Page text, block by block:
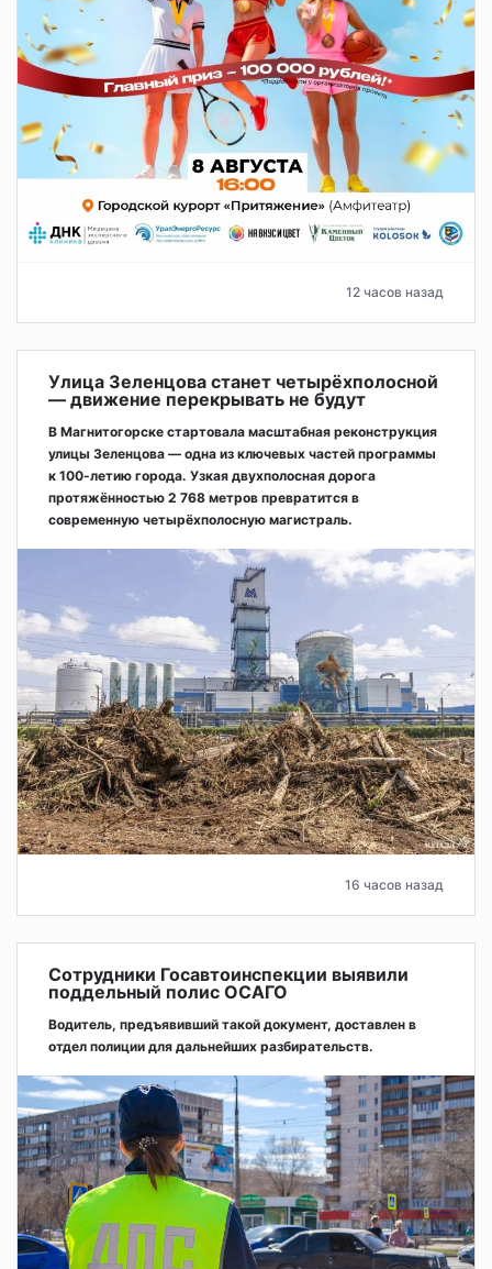
12 часов назад
Улица Зеленцова станет четырёхполосной
— движение перекрывать не будут
В Магнитогорске стартовала масштабная реконструкция
улицы Зеленцова — одна из ключевых частей программы
к 100-летию города. Узкая двухполосная дорога
протяжённостью 2 768 метров превратится в
современную четырёхполосную магистраль.
16 часов назад
Сотрудники Госавтоинспекции выявили
поддельный полис ОСАГО
Водитель, предъявивший такой документ, доставлен в
отдел полиции для дальнейших разбирательств.